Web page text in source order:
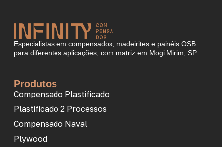
Especialistas em compensados, madeirites e painéis OSB
para diferentes aplicações, com matriz em Mogi Mirim, SP.
Produtos
Compensado Plastificado
Plastificado 2 Processos
Compensado Naval
Plywood